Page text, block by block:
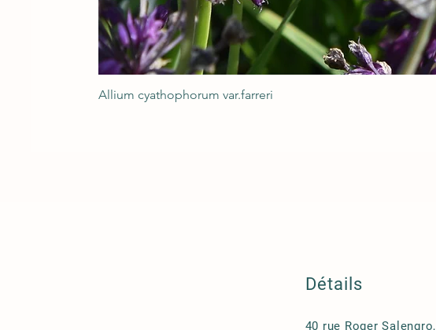
Allium cyathophorum var.farreri
Détails
40 rue Roger Salengro,